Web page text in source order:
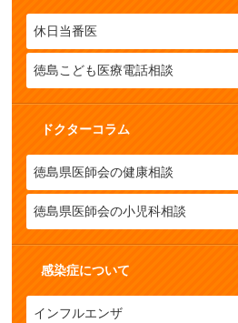
休日当番医
徳島こども医療電話相談
ドクターコラム
徳島県医師会の健康相談
徳島県医師会の小児科相談
感染症について
インフルエンザ